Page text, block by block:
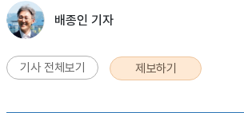
배종인 기자
기사 전체보기 제보하기